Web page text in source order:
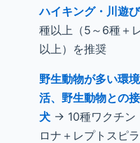
ハイキング・川遊
種以上（5～6種＋
以上）を推奨
野生動物が多い環
活、野生動物との
犬 → 10種ワクチン
ロナ＋レプトスピ